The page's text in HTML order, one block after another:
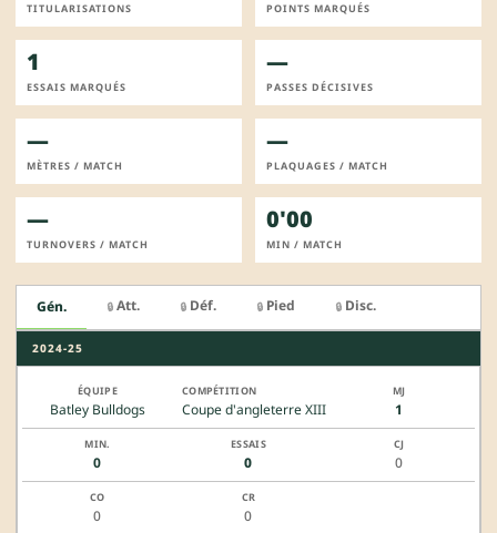
TITULARISATIONS POINTS MARQUÉS
1
ESSAIS MARQUÉS
—
PASSES DÉCISIVES
—
MÈTRES / MATCH
—
PLAQUAGES / MATCH
—
TURNOVERS / MATCH
0'00
MIN / MATCH
Gén. 🔒 Att. 🔒 Déf. 🔒 Pied 🔒 Disc.
2024-25
Batley Bulldogs Coupe d'angleterre XIII 1
0 0 0
0 0